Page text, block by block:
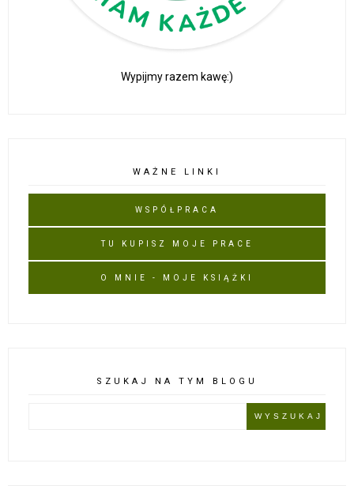
Wypijmy razem kawę:)
WAŻNE LINKI
WSPÓŁPRACA
TU KUPISZ MOJE PRACE
O MNIE - MOJE KSIĄŻKI
SZUKAJ NA TYM BLOGU